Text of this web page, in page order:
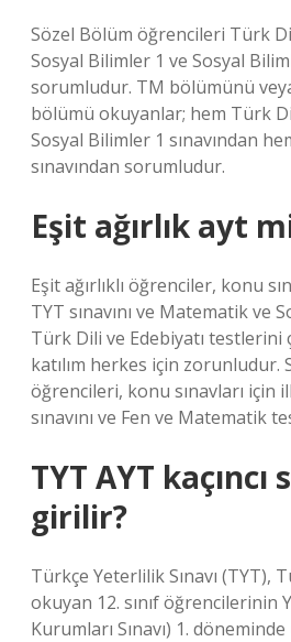
Sözel Bölüm öğrencileri Türk
Sosyal Bilimler 1 ve Sosyal
sorumludur. TM bölümünü
bölümü okuyanlar; hem Türk
Sosyal Bilimler 1 sınavından
sınavından sorumludur.
Eşit ağırlık ayt
Eşit ağırlıklı öğrenciler, konu
TYT sınavını ve Matematik ve
Türk Dili ve Edebiyatı testlerini
katılım herkes için zorunludur.
öğrencileri, konu sınavları için
sınavını ve Fen ve Matematik
TYT AYT kaçıncı
girilir?
Türkçe Yeterlilik Sınavı (TYT),
okuyan 12. sınıf öğrencilerinin
Kurumları Sınavı) 1.